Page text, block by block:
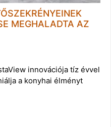
MEGHALADTA AZ
innovációja tíz évvel
a konyhai élményt